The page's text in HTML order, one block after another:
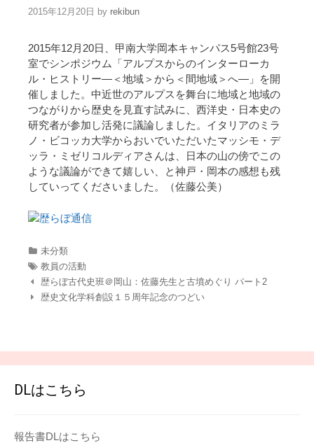
2015年12月20日 by rekibun
2015年12月20日、甲南大学岡本キャンパス5号館23号
室でシンポジウム「アルプスからのインターローカ
ル・ヒストリー―＜地域＞から＜間地域＞へ―」を開
催しました。中近世のアルプスを舞台に地域と地域の
つながりから歴史を見直す試みに、西洋史・日本史の
研究者が参加し活発に議論しました。イタリアのミラ
ノ・ビコッカ大学からおいでいただいたマッシモ・デ
ッラ・ミゼリコルディアさんは、日本の山の傍でこの
ような議論ができて嬉しい、と神戸・岡本の感想も残
していってくださいました。（佐藤公美）
カ
テ
ゴ
リ
ー
未分類
タ
グ
教員の活動
歴らぼ古代史班＠岡山：佐藤先生と古墳めぐり パート2
歴史文化学科創設１５周年記念のつどい
DLはこちら
報告書DLはこちら